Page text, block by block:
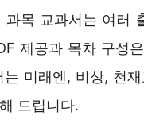
과목 교과서는 여러
제공과 목차 구성
는 미래엔, 비상, 천
드립니다.